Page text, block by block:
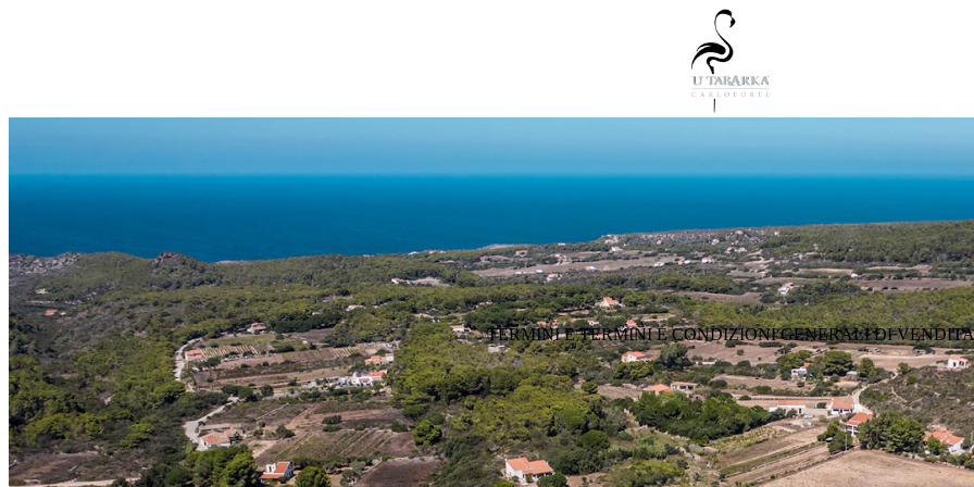
TERMINI E TERMINI E CONDIZIONI GENERALI DI VENDITA